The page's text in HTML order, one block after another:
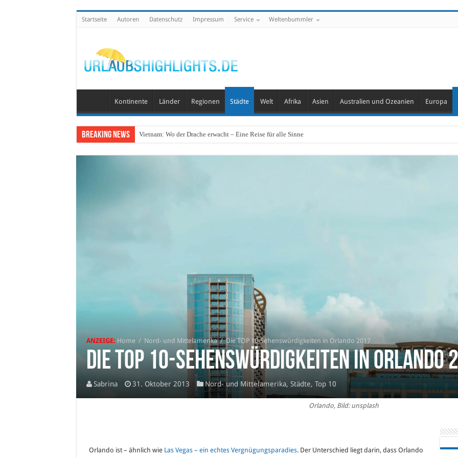
Startseite Autoren Datenschutz Impressum Service Weltenbummler
Kontinente Länder Regionen Städte Welt Afrika Asien Australien und Ozeanien Europa
Breaking News Vietnam: Wo der Drache erwacht – Eine Reise für alle Sinne
ANZEIGE: Home / Nord- und Mittelamerika / Die TOP 10-Sehenswürdigkeiten in Orlando 2017
Die TOP 10-Sehenswürdigkeiten in Orlando
Sabrina 31. Oktober 2013 Nord- und Mittelamerika, Städte, Top 10
Orlando, Bild: unsplash
Orlando ist – ähnlich wie Las Vegas – ein echtes Vergnügungsparadies. Der Unterschied liegt darin, dass Orlando